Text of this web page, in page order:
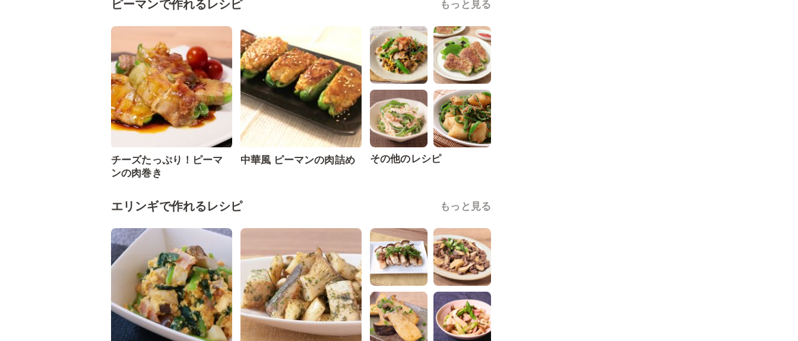
ピーマンで作れるレシピ もっと見る
チーズたっぷり！ピーマ
ンの肉巻き
中華風 ピーマンの肉詰め その他のレシピ
エリンギで作れるレシピ もっと見る